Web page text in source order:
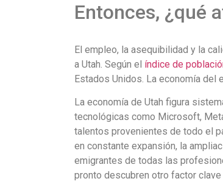
Entonces, ¿qué
El empleo, la asequibilidad y la
a Utah. Según el índice de
Estados Unidos. La economía del
La economía de Utah figura
tecnológicas como Microsoft,
talentos provenientes de todo el
en constante expansión, la
emigrantes de todas las
pronto descubren otro factor